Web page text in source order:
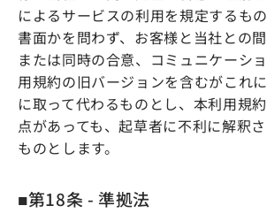
によるサービスの利用を規定するも
書面かを問わず、お客様と当社との
または同時の合意、コミュニケーシ
用規約の旧バージョンを含むがこれに
に取って代わるものとし、本利用規
点があっても、起草者に不利に解釈
ものとします。
■第18条 - 準拠法